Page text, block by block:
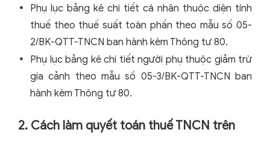
Phụ lục bảng kê chi tiết cá nhân thuộc diện tính
thuế theo thuế suất toàn phần theo mẫu số 05-
2/BK-QTT-TNCN ban hành kèm Thông tư 80.
Phụ lục bảng kê chi tiết người phụ thuộc giảm trừ
gia cảnh theo mẫu số 05-3/BK-QTT-TNCN ban
hành kèm Thông tư 80.
2. Cách làm quyết toán thuế TNCN trên